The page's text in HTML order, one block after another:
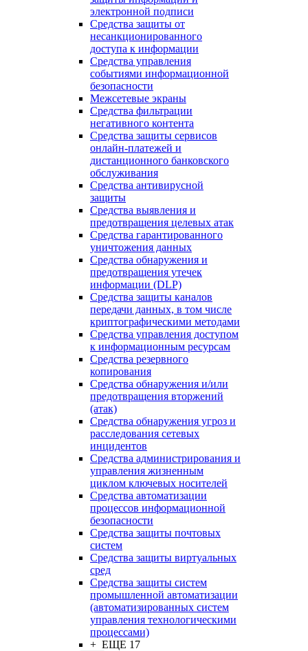
электронной подписи
Средства защиты от
несанкционированного
доступа к информации
Средства управления
событиями информационной
безопасности
Межсетевые экраны
Средства фильтрации
негативного контента
Средства защиты сервисов
онлайн-платежей и
дистанционного банковского
обслуживания
Средства антивирусной
защиты
Средства выявления и
предотвращения целевых атак
Средства гарантированного
уничтожения данных
Средства обнаружения и
предотвращения утечек
информации (DLP)
Средства защиты каналов
передачи данных, в том числе
криптографическими методами
Средства управления доступом
к информационным ресурсам
Средства резервного
копирования
Средства обнаружения и/или
предотвращения вторжений
(атак)
Средства обнаружения угроз и
расследования сетевых
инцидентов
Средства администрирования и
управления жизненным
циклом ключевых носителей
Средства автоматизации
процессов информационной
безопасности
Средства защиты почтовых
систем
Средства защиты виртуальных
сред
Средства защиты систем
промышленной автоматизации
(автоматизированных систем
управления технологическими
процессами)
+ ЕЩЕ 17